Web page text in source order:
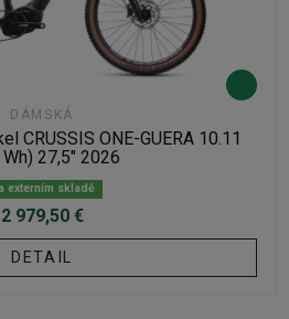
DÁMSKÁ
CRUSSIS ONE-GUERA 10.11
27,5" 2026
externím skladě
2 979,50 €
DETAIL